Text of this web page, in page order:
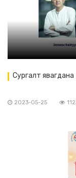
Сургалт явагдана
2023-05-25